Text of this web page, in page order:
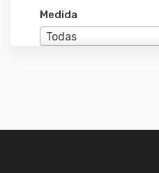
Medida
Todas